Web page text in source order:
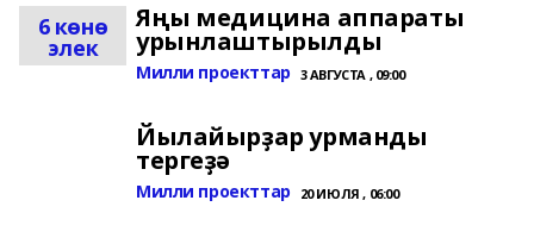
6 көнө
элек
Яңы медицина аппараты
урынлаштырылды
Милли проекттар 3 АВГУСТА , 09:00
Йылайырҙар урманды
тергеҙә
Милли проекттар 20 ИЮЛЯ , 06:00